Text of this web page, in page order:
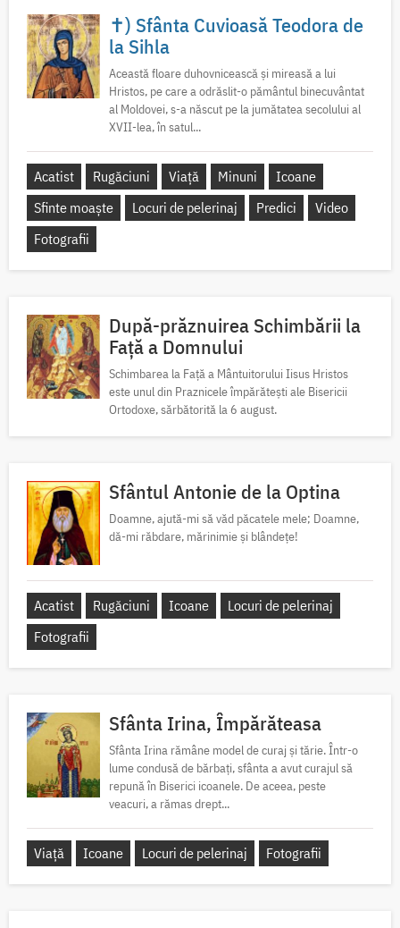
✝) Sfânta Cuvioasă Teodora de
la Sihla
Această floare duhovnicească și mireasă a lui
Hristos, pe care a odrăslit-o pământul binecuvântat
al Moldovei, s-a născut pe la jumătatea secolului al
XVII-lea, în satul...
Acatist Rugăciuni Viață Minuni
Icoane
Sfinte moaște
Locuri de pelerinaj Predici
Video
Fotografii
După-prăznuirea Schimbării la
Față a Domnului
Schimbarea la Față a Mântuitorului Iisus Hristos
este unul din Praznicele împărătești ale Bisericii
Ortodoxe, sărbătorită la 6 august.
Sfântul Antonie de la Optina
Doamne, ajută-mi să văd păcatele mele; Doamne,
dă-mi răbdare, mărinimie şi blândeţe!
Acatist Rugăciuni Icoane
Locuri de pelerinaj
Fotografii
Sfânta Irina, Împărăteasa
Sfânta Irina rămâne model de curaj și tărie. Într-o
lume condusă de bărbați, sfânta a avut curajul să
repună în Biserici icoanele. De aceea, peste
veacuri, a rămas drept...
Viață Icoane Locuri de pelerinaj Fotografii